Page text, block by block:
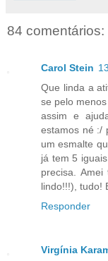
84 comentários:
Carol Stein
Que linda a
se pelo
assim e
estamos né :/
um esmalte
já tem 5
precisa.
lindo!!!), tudo!
Responder
Virgínia